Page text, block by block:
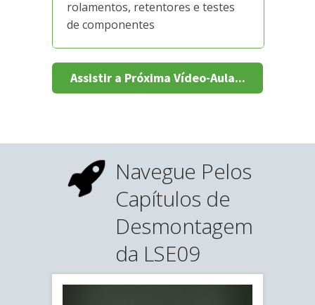
rolamentos, retentores e testes
de componentes
Assistir a Próxima Vídeo-Aula...
Navegue Pelos
Capítulos de
Desmontagem
da LSE09